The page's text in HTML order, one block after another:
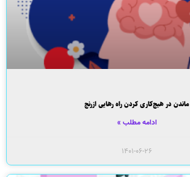
ماندن در هیچ‌کاری کردن راه رهایی ازرنج
ادامه مطلب »
۱۴۰۱-۰۶-۲۶